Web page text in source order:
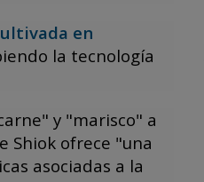
en
la tecnología
y "marisco" a
Shiok ofrece "una
asociadas a la